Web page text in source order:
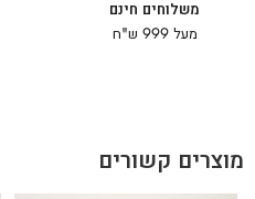
משלוחים חינם
מעל 999 ש"ח
מוצרים קשורים